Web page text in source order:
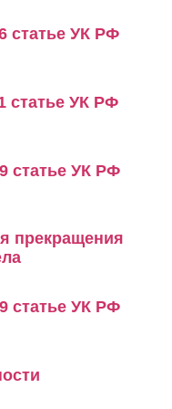
статье УК РФ
статье УК РФ
статье УК РФ
прекращения
статье УК РФ